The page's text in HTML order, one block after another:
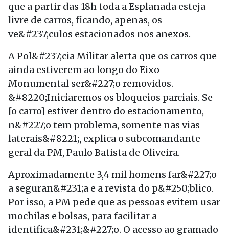
que a partir das 18h toda a Esplanada esteja
livre de carros, ficando, apenas, os
ve&#237;culos estacionados nos anexos.
A Pol&#237;cia Militar alerta que os carros que
ainda estiverem ao longo do Eixo
Monumental ser&#227;o removidos.
&#8220;Iniciaremos os bloqueios parciais. Se
[o carro] estiver dentro do estacionamento,
n&#227;o tem problema, somente nas vias
laterais&#8221;, explica o subcomandante-
geral da PM, Paulo Batista de Oliveira.
Aproximadamente 3,4 mil homens far&#227;o
a seguran&#231;a e a revista do p&#250;blico.
Por isso, a PM pede que as pessoas evitem usar
mochilas e bolsas, para facilitar a
identifica&#231;&#227;o. O acesso ao gramado